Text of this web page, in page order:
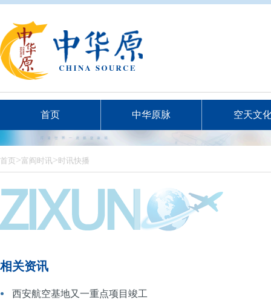
首页 中华原脉 空天文
首页>富阎时讯>时讯快播
相关资讯
西安航空基地又一重点项目竣工